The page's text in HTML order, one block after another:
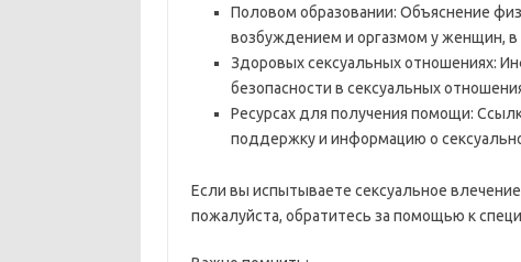
Половом образовании: Объяснение
возбуждением и оргазмом у женщин,
Здоровых сексуальных отношениях:
безопасности в сексуальных
Ресурсах для получения помощи:
поддержку и информацию о
Если вы испытываете сексуальное
пожалуйста, обратитесь за помощью к